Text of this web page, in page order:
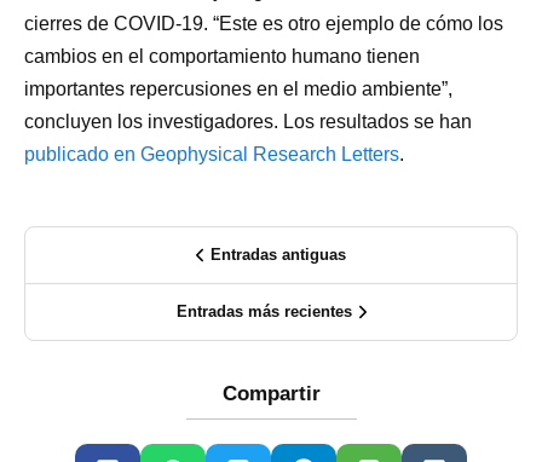
cierres de COVID-19. “Este es otro ejemplo de cómo los
cambios en el comportamiento humano tienen
importantes repercusiones en el medio ambiente”,
concluyen los investigadores. Los resultados se han
publicado en Geophysical Research Letters.
Entradas antiguas
Entradas más recientes
Compartir